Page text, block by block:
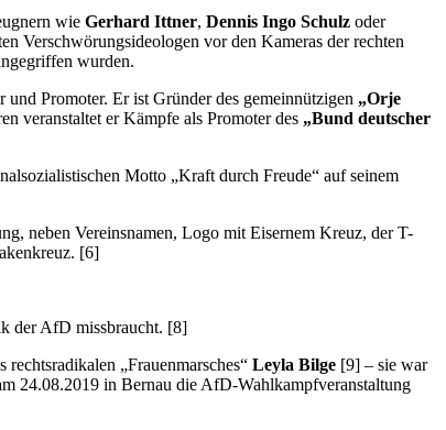
wie Gerhard Ittner, Dennis Ingo Schulz oder
Verschwörungsideologen vor den Kameras der rechten
wurden.
Promoter. Er ist Gründer des gemeinnützigen „Orje
veranstaltet er Kämpfe als Promoter des „Bund deutscher
Motto „Kraft durch Freude“ auf seinem
neben Vereinsnamen, Logo mit Eisernem Kreuz, der T-
[6]
der AfD missbraucht. [8]
„Frauenmarsches“ Leyla Bilge [9] – sie war
24.08.2019 in Bernau die AfD-Wahlkampfveranstaltung